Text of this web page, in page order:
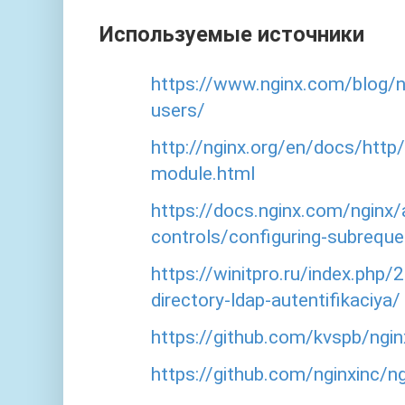
Используемые источники
https://www.nginx.com/blog/
users/
http://nginx.org/en/docs/
module.html
https://docs.nginx.com/
controls/configuring-
https://winitpro.ru/index.php/
directory-ldap-autentifikaciya/
https://github.com/kvspb/
https://github.com/nginxinc/